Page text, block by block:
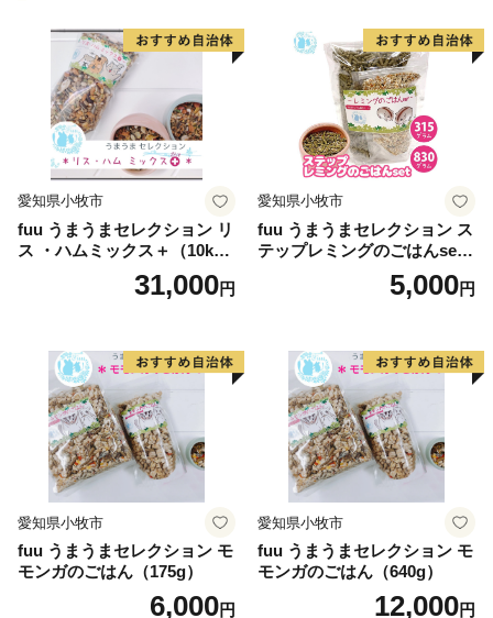
【寄附金受領証およびワンストップ特例申請書】
・受領証及びワンストップ特例申請書は、決済完了また
はお振込み後市への収納確認ができ次第、2～3週間ほど
でお送りします。
・ワンストップ特例申請書は、ご希望の方に受領証と共
にお送りします。必要情報を記載の上、下記送付先まで
ご返送ください。
[送付先]〒785-0036 高知県須崎市緑町9−27 4F ふるさと
・マイナンバーカードをお持ちの方は、自治体マイペー
ジよりお手続きが可能です。
https://mypg.jp/auth/login/
※アカウントの登録が必要になります。
【ワンストップ受付書】
・ワンストップ特例申請書を返送いただき、受理を完了
した段階で、ご登録いただいたメールアドレス宛に受付
完了メールを送信します。
愛知県小牧市
fuu うまうまセレクション リ
ス ・ハムミックス＋（10k
31,000円
愛知県小牧市
fuu うまうまセレクション ス
テップレミングのごはんset
5,000円
愛知県小牧市
fuu うまうまセレクション モ
モンガのごはん（175g）
6,000円
愛知県小牧市
fuu うまうまセレクション モ
モンガのごはん（640g）
12,000円